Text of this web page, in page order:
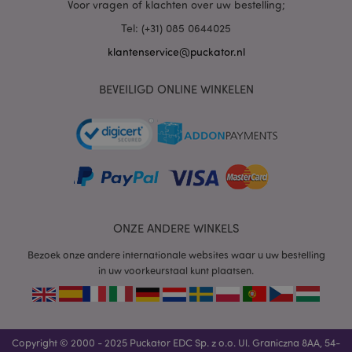
Voor vragen of klachten over uw bestelling;
Tel: (+31) 085 0644025
klantenservice@puckator.nl
BEVEILIGD ONLINE WINKELEN
ONZE ANDERE WINKELS
Bezoek onze andere internationale websites waar u uw bestelling
in uw voorkeurstaal kunt plaatsen.
Copyright © 2000 - 2025 Puckator EDC Sp. z o.o. Ul. Graniczna 8AA, 54-
Domein
CookieScriptConsent
X-Magento-Vary
Adobe Inc.
mage-cache-storage
Adobe Inc.
www.puckator.nl
Privacybeleid van